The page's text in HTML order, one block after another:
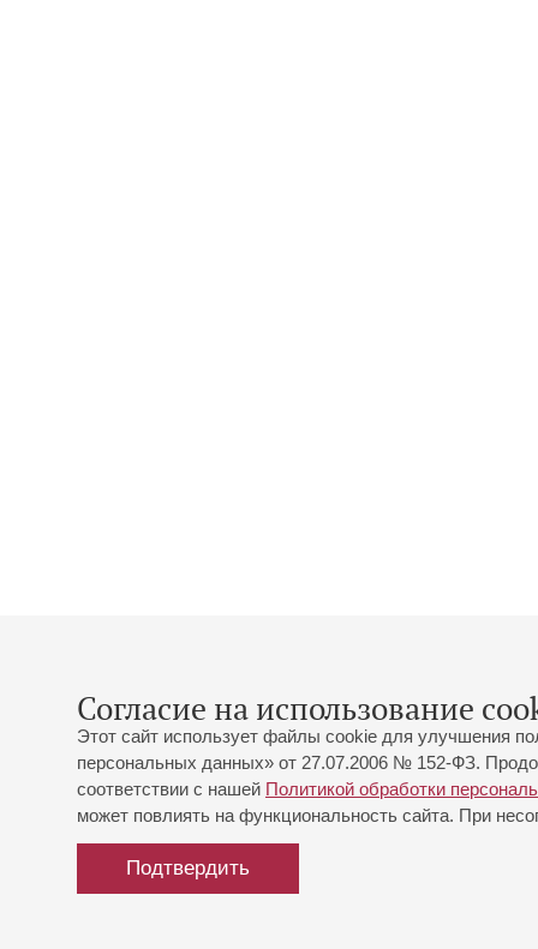
Согласие на использование
Этот сайт использует файлы cookie для улучшения
персональных данных» от 27.07.2006 № 152-ФЗ.
соответствии с нашей Политикой обработки
может повлиять на функциональность сайта. При
Подтвердить